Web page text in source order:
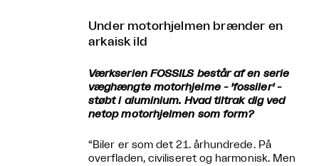
Under motorhjelmen brænder en
arkaisk ild
Værkserien FOSSILS består af en serie
væghængte motorhjelme - 'fossiler' -
støbt i aluminium. Hvad tiltrak dig ved
netop motorhjelmen som form?
“Biler er som det 21. århundrede. På
overfladen, civiliseret og harmonisk. Men